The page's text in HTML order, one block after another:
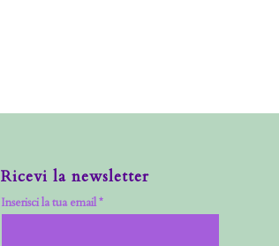
Ricevi la newsletter
Inserisci la tua email *